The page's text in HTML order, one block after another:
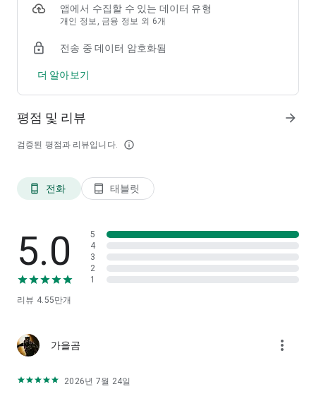
의해 설립된 공적 특수법인입니다."
※ 이자 및 수수료 : 최대 연이율 4%, 별도의 수수료 없음
※ 총 대출 비용 : 대출비용 없음
3. 보안관련 안내(접근권한 등)
※ 이용안내 ※
합니다.
．3G/LTE/5G 정액요금제에서 용량 초과시 데이터 요금이 부과
．지원OS : 6.0 이상(최신 OS업그레이드 권장)
．대상 : 신용회복위원회 사이버 회원
앱에서 사용하는 접근 권한에 대하여 아래와 같이 안내 해드립니
어지며, 선택적 접근 권한의 경우 허용에 동의하지 않으셔도 앱
■ 선택적 접근 권한
· 파일 및 미디어 : 기기 사진, 미디어, 파일 액세스 권한으로 인증
앱에서 수집할 수 있는 데이터 유형
개인 정보, 금융 정보 외 6개
전송 중 데이터 암호화됨
더 알아보기
평점 및 리뷰
검증된 평점과 리뷰입니다. info_outline
arrow_forward
phone_android 전화 tablet_android 태블릿
5.0
리뷰 4.55만개
5
4
3
2
1
가을곰 more_vert
2026년 7월 24일